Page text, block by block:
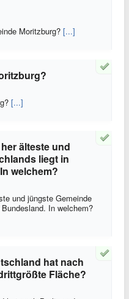
Moritzburg? [...]
[...]
älteste und
liegt in
welchem?
und jüngste Gemeinde
In welchem?
hat nach
Fläche?